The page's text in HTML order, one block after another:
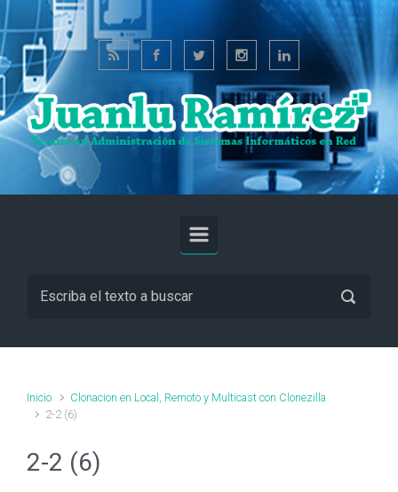
Saltar al contenido principal
Inicio
Clonacion en Local, Remoto y Multicast con Clonezilla
2-2 (6)
2-2 (6)